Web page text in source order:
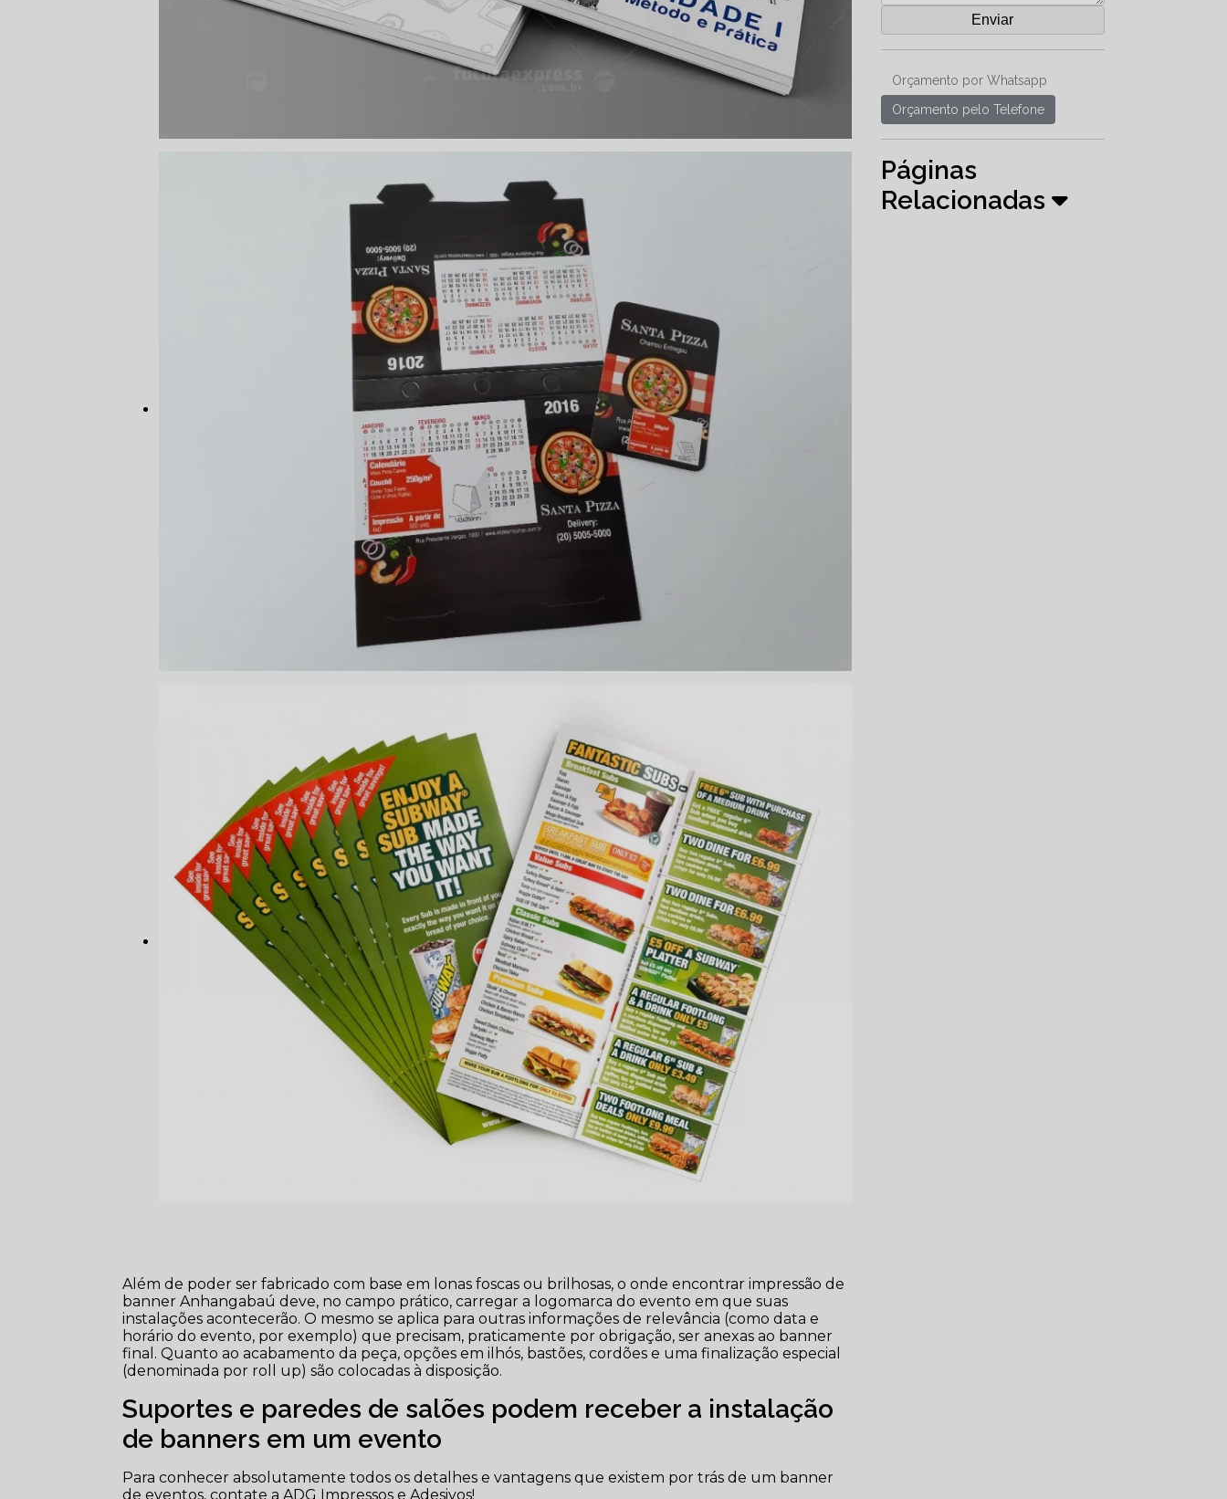
Além de poder ser fabricado com base em lonas foscas ou brilhosas, o onde encontrar impressão de
banner Anhangabaú deve, no campo prático, carregar a logomarca do evento em que suas
instalações acontecerão. O mesmo se aplica para outras informações de relevância (como data e
horário do evento, por exemplo) que precisam, praticamente por obrigação, ser anexas ao banner
final. Quanto ao acabamento da peça, opções em ilhós, bastões, cordões e uma finalização especial
(denominada por roll up) são colocadas à disposição.
Suportes e paredes de salões podem receber a instalação
de banners em um evento
Para conhecer absolutamente todos os detalhes e vantagens que existem por trás de um banner
de eventos, contate a ADG Impressos e Adesivos!
Orçamento por Whatsapp
Orçamento pelo Telefone
Páginas
Relacionadas